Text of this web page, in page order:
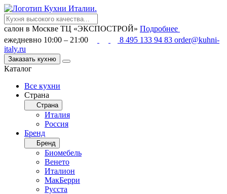
салон в Москве ТЦ «ЭКСПОСТРОЙ» Подробнее
ежедневно 10:00 – 21:00
8 495 133 94 83 order@kuhni-
italy.ru
Заказать кухню
Каталог
Все кухни
Страна
Страна
Италия
Россия
Бренд
Бренд
Биомебель
Венето
Италион
МакБерри
Русста